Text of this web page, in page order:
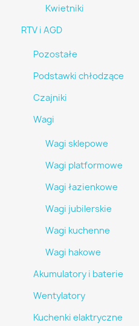
Kwietniki
RTV i AGD
Pozostałe
Podstawki chłodzące
Czajniki
Wagi
Wagi sklepowe
Wagi platformowe
Wagi łazienkowe
Wagi jubilerskie
Wagi kuchenne
Wagi hakowe
Akumulatory i baterie
Wentylatory
Kuchenki elaktryczne